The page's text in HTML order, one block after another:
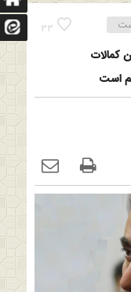
33
کمالات
است